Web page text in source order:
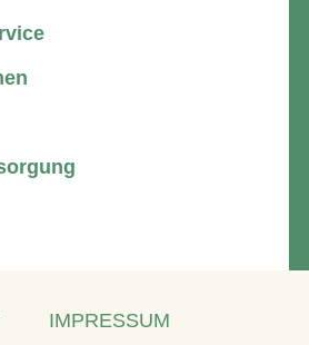
IMPRESSUM